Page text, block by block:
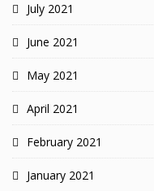
July 2021
June 2021
May 2021
April 2021
February 2021
January 2021